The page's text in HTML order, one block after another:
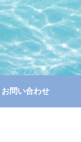
お問い合わせ